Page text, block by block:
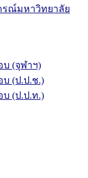
รณ์มหาวิทยาลัย
บ (จุฬาฯ)
บ (ป.ป.ช.)
บ (ป.ป.ท.)